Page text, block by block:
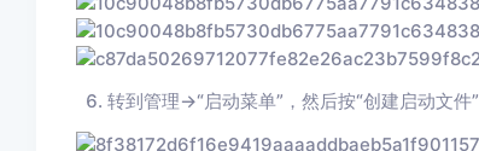
转到管理→“启动菜单”，然后按“创建启动文件”